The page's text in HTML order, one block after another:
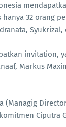
32 orang
invitation,
Markus
Ciputra